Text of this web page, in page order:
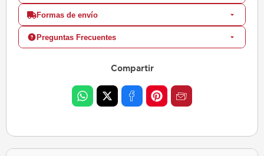
Formas de envío
Preguntas Frecuentes
Compartir